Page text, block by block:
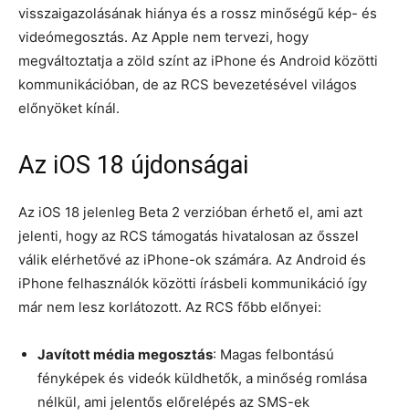
visszaigazolásának hiánya és a rossz minőségű kép- és
videómegosztás. Az Apple nem tervezi, hogy
megváltoztatja a zöld színt az iPhone és Android közötti
kommunikációban, de az RCS bevezetésével világos
előnyöket kínál.
Az iOS 18 újdonságai
Az iOS 18 jelenleg Beta 2 verzióban érhető el, ami azt
jelenti, hogy az RCS támogatás hivatalosan az ősszel
válik elérhetővé az iPhone-ok számára. Az Android és
iPhone felhasználók közötti írásbeli kommunikáció így
már nem lesz korlátozott. Az RCS főbb előnyei:
Javított média megosztás: Magas felbontású
fényképek és videók küldhetők, a minőség romlása
nélkül, ami jelentős előrelépés az SMS-ek